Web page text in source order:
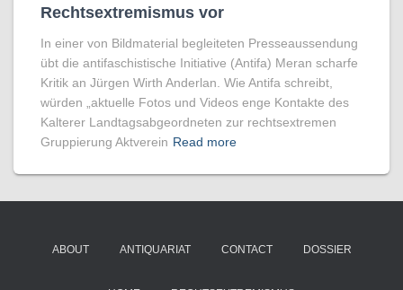
Rechtsextremismus vor
In einer von Bildmaterial begleiteten Presseaussendung
übt die antifaschistische Initiative (Antifa) Meran scharfe
Kritik an Jürgen Wirth Anderlan. Wie Antifa schreibt,
würden „aktuelle Fotos und Videos enge Kontakte des
Kalterer Landtagsabgeordneten zur rechtsextremen
Gruppierung Aktverein Read more
ABOUT ANTIQUARIAT CONTACT DOSSIER